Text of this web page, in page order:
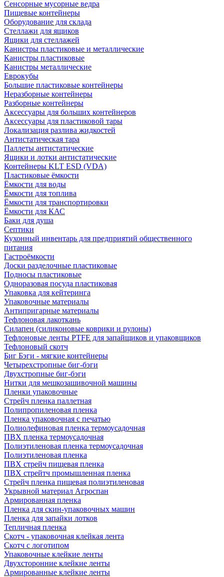
Сенсорные мусорные ведра
Пищевые контейнеры
Оборудование для склада
Стеллажи для ящиков
Ящики для стеллажей
Канистры пластиковые и металлические
Канистры пластиковые
Канистры металлические
Еврокубы
Большие пластиковые контейнеры
Неразборные контейнеры
Разборные контейнеры
Аксессуары для больших контейнеров
Аксессуары для пластиковой тары
Локализация разлива жидкостей
Антистатическая тара
Паллеты антистатические
Ящики и лотки антистатические
Контейнеры KLT ESD (VDA)
Пластиковые ёмкости
Ёмкости для воды
Ёмкости для топлива
Ёмкости для транспортировки
Ёмкости для КАС
Баки для душа
Септики
Кухонный инвентарь для предприятий общественного
питания
Гастроёмкости
Доски разделочные пластиковые
Подносы пластиковые
Одноразовая посуда пластиковая
Упаковка для кейтеринга
Упаковочные материалы
Антипригарные материалы
Тефлоновая лакоткань
Силапен (силиконовые коврики и рулоны)
Тефлоновые ленты PTFE для запайщиков и упаковщиков
Тефлоновый скотч
Биг Бэги - мягкие контейнеры
Четырехстропные биг-бэги
Двухстропные биг-бэги
Нитки для мешкозашивочной машины
Пленки упаковочные
Стрейч пленка паллетная
Полипропиленовая пленка
Пленка упаковочная с печатью
Полиолефиновая пленка термоусадочная
ПВХ пленка термоусадочная
Полиэтиленовая пленка термоусадочная
Полиэтиленовая пленка
ПВХ стрейч пищевая пленка
ПВХ стрейтч промышленная пленка
Стрейч пленка пищевая полиэтиленовая
Укрывной материал Агроспан
Армированная пленка
Пленка для скин-упаковочных машин
Пленка для запайки лотков
Тепличная пленка
Скотч - упаковочная клейкая лента
Скотч с логотипом
Упаковочные клейкие ленты
Двухсторонние клейкие ленты
Армированные клейкие ленты